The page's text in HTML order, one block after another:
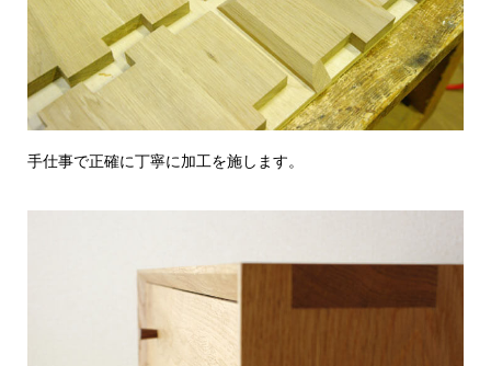
手仕事で正確に丁寧に加工を施します。